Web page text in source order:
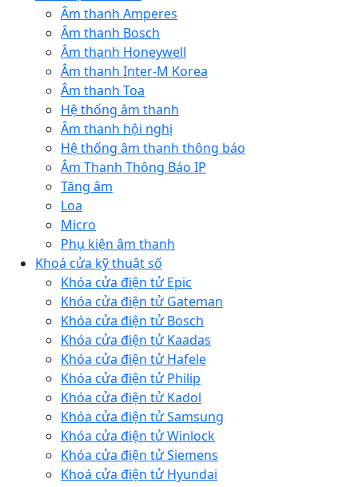
Âm thanh Amperes
Âm thanh Bosch
Âm thanh Honeywell
Âm thanh Inter-M Korea
Âm thanh Toa
Hệ thống âm thanh
Âm thanh hội nghị
Hệ thống âm thanh thông báo
Âm Thanh Thông Báo IP
Tăng âm
Loa
Micro
Phụ kiện âm thanh
Khoá cửa kỹ thuật số
Khóa cửa điện tử Epic
Khóa cửa điện tử Gateman
Khóa cửa điện tử Bosch
Khóa cửa điện tử Kaadas
Khóa cửa điện tử Hafele
Khóa cửa điện tử Philip
Khóa cửa điện tử Kadol
Khóa cửa điện tử Samsung
Khóa cửa điện tử Winlock
Khóa cửa điện tử Siemens
Khoá cửa điện tử Hyundai